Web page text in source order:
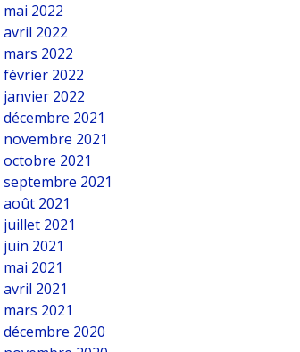
mai 2022
avril 2022
mars 2022
février 2022
janvier 2022
décembre 2021
novembre 2021
octobre 2021
septembre 2021
août 2021
juillet 2021
juin 2021
mai 2021
avril 2021
mars 2021
décembre 2020